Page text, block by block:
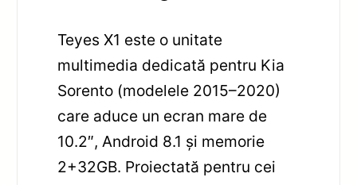
Teyes X1 este o unitate
multimedia dedicată pentru Kia
Sorento (modelele 2015–2020)
care aduce un ecran mare de
10.2″, Android 8.1 și memorie
2+32GB. Proiectată pentru cei